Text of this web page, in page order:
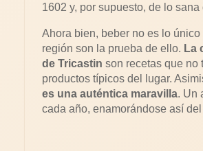
1602 y, por supuesto, de lo
Ahora bien, beber no es lo
región son la prueba de ello. La
de Tricastin son recetas que no
productos típicos del lugar.
es una auténtica maravilla. Un
cada año, enamorándose así